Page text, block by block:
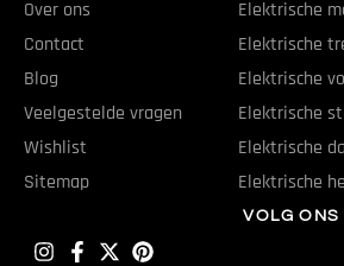
Over ons
Contact
Blog
Veelgestelde vragen
Wishlist
Sitemap
Elektrische
Elektrische
Elektrische
Elektrische
Elektrische
Elektrische
VOLG